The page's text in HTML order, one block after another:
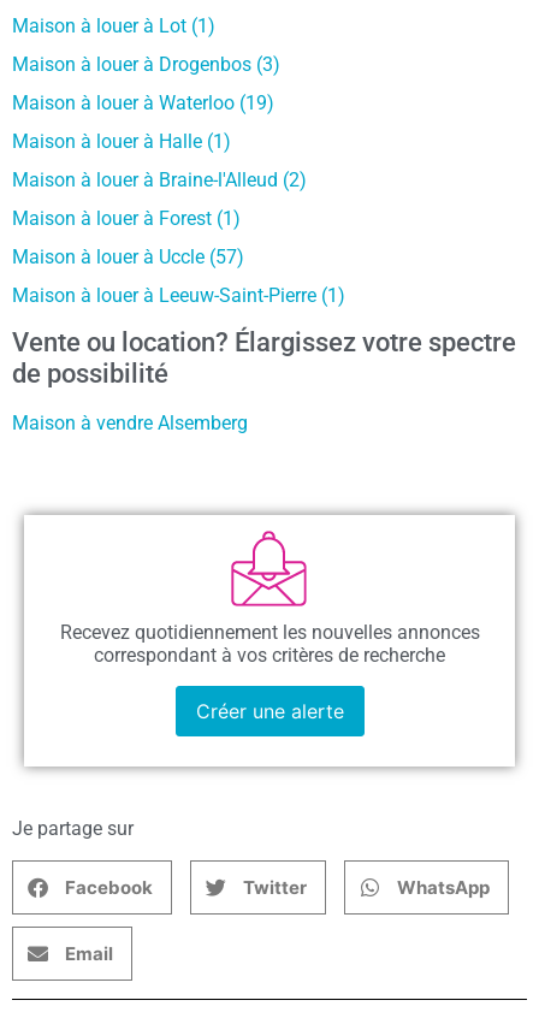
Maison à louer à Lot (1)
Maison à louer à Drogenbos (3)
Maison à louer à Waterloo (19)
Maison à louer à Halle (1)
Maison à louer à Braine-l'Alleud (2)
Maison à louer à Forest (1)
Maison à louer à Uccle (57)
Maison à louer à Leeuw-Saint-Pierre (1)
Vente ou location? Élargissez votre spectre
de possibilité
Maison à vendre Alsemberg
Recevez quotidiennement les nouvelles annonces
correspondant à vos critères de recherche
Créer une alerte
Je partage sur
Facebook Twitter WhatsApp
Email